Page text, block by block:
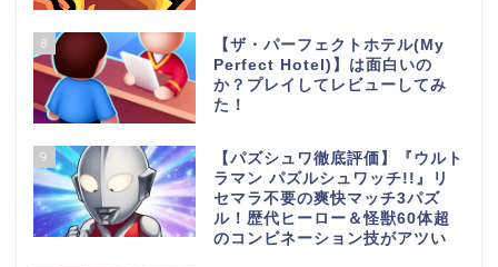
8
【ザ・パーフェクトホテル(My
Perfect Hotel)】は面白いの
か？プレイしてレビューしてみ
た！
9
【パズシュワ徹底評価】『ウルト
ラマン パズルシュワッチ!!』リ
セマラ不要の爽快マッチ3パズ
ル！歴代ヒーロー＆怪獣60体超
のコンビネーション技がアツい